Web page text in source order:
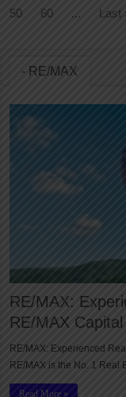
50
60 ... Last
- RE/MAX
RE/MAX:
RE/MAX
RE/MAX: Experienced
RE/MAX is the No. 1
Read More »